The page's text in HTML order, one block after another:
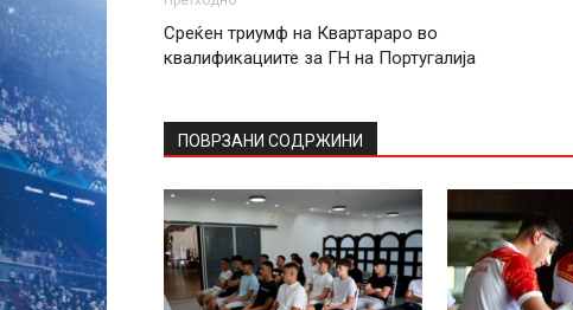
Среќен триумф на Квартараро во
квалификациите за ГН на Португалија
ПОВРЗАНИ СОДРЖИНИ